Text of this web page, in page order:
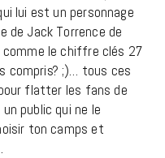
lui est un personnage
de Jack Torrence de
le chiffre clés 27
compris? ;)… tous ces
flatter les fans de
public qui ne le
ton camps et